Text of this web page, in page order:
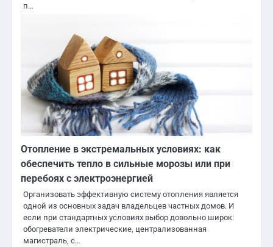
п…
Отопление в экстремальных условиях: как
обеспечить тепло в сильные морозы или при
перебоях с электроэнергией
Организовать эффективную систему отопления является
одной из основных задач владельцев частных домов. И
если при стандартных условиях выбор довольно широк:
обогреватели электрические, централизованная
магистраль, с…